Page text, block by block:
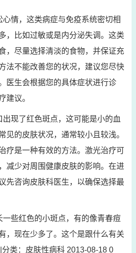
心情，这类病症与免疫系统密切相
，比如过敏或是内分泌失调。这类
，尽量选择清淡的食物，并保证充
法不能改善您的状况，建议您尽快
医生会根据您的具体症状进行诊
建议。
出现了红色斑点，这可能是小的血
见的皮肤状况，通常较小且较浅。
疗是一种有效的方法。激光治疗可
减少对周围健康皮肤的影响。在进
先咨询皮肤科医生，以确保选择最
一些红色的小斑点，有的像青春痘
，现在少多了。这个是跟什么有关
类：皮肤性病科 2013-08-18 0